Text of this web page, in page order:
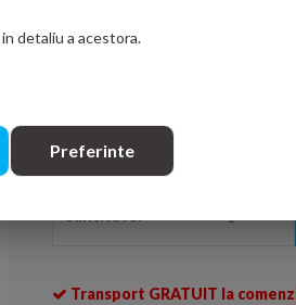
Se livreaza doar la cutie ( 1 cutie =
Transport GRATUIT la
detaliu a acestora.
Preferinte